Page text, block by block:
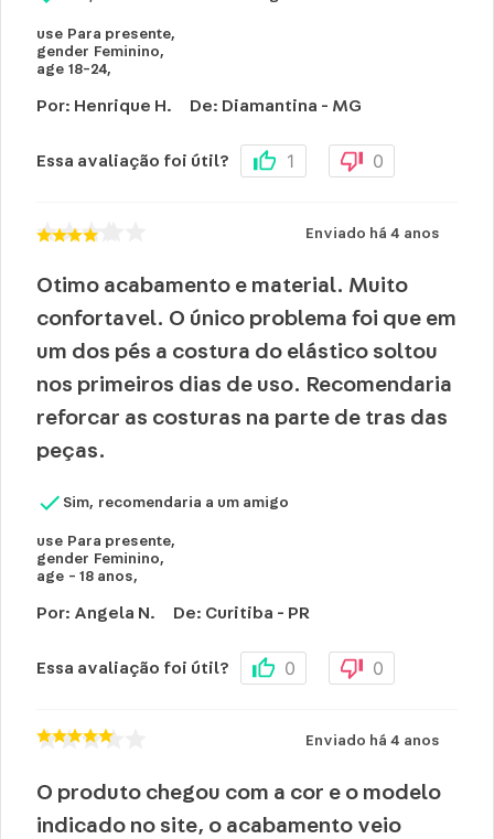
use Para presente,
gender Feminino,
age 18-24,
Por: Henrique H. De: Diamantina - MG
Essa avaliação foi útil? 1 0
Enviado há 4 anos
Otimo acabamento e material. Muito
confortavel. O único problema foi que em
um dos pés a costura do elástico soltou
nos primeiros dias de uso. Recomendaria
reforcar as costuras na parte de tras das
peças.
Sim, recomendaria a um amigo
use Para presente,
gender Feminino,
age - 18 anos,
Por: Angela N. De: Curitiba - PR
Essa avaliação foi útil? 0 0
Enviado há 4 anos
O produto chegou com a cor e o modelo
indicado no site, o acabamento veio